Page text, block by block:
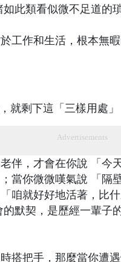
此類看似微不足道的
工作和生活，根本無
Advertisements
伴，才會在你說 「今
當你微微嘆氣說 「隔
咱就好好地活著，比什
的默契，是歷經一輩
搭把手，那麼當你遭